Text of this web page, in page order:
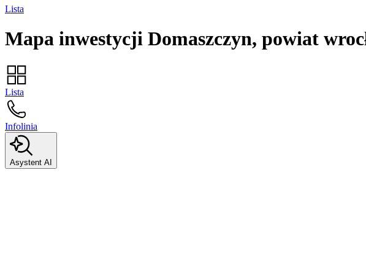
Lista
Mapa inwestycji Domaszczyn, powiat
Lista
Infolinia
Asystent AI